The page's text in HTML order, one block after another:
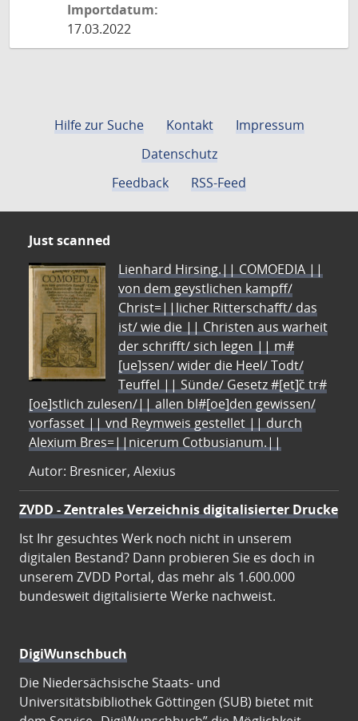
Importdatum:
17.03.2022
Hilfe zur Suche Kontakt
Impressum
Datenschutz
Feedback
RSS-Feed
Just scanned
Lienhard Hirsing.|| COMOEDIA ||
von dem geystlichen kampff/
Christ=||licher Ritterschafft/ das
ist/ wie die || Christen aus warheit
der schrifft/ sich legen || m#
[ue]ssen/ wider die Heel/ Todt/
Teuffel || Sünde/ Gesetz #[et]c̃ tr#
[oe]stlich zulesen/|| allen bl#[oe]den gewissen/
vorfasset || vnd Reymweis gestellet || durch
Alexium Bres=||nicerum Cotbusianum.||
Autor: Bresnicer, Alexius
ZVDD - Zentrales Verzeichnis digitalisierter Drucke
Ist Ihr gesuchtes Werk noch nicht in unserem
digitalen Bestand? Dann probieren Sie es doch in
unserem ZVDD Portal, das mehr als 1.600.000
bundesweit digitalisierte Werke nachweist.
DigiWunschbuch
Die Niedersächsische Staats- und
Universitätsbibliothek Göttingen (SUB) bietet mit